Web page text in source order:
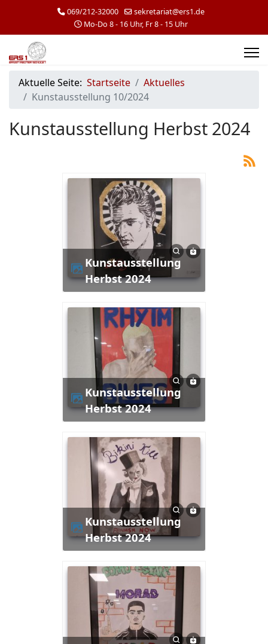
069/212-32000
sekretariat@ers1.de
Mo-Do 8 - 16 Uhr, Fr 8 - 15 Uhr
Aktuelle Seite: Startseite
Aktuelles
Kunstausstellung 10/2024
Kunstausstellung Herbst 2024
Kunstausstellung
Herbst 2024
Kunstausstellung
Herbst 2024
Kunstausstellung
Herbst 2024